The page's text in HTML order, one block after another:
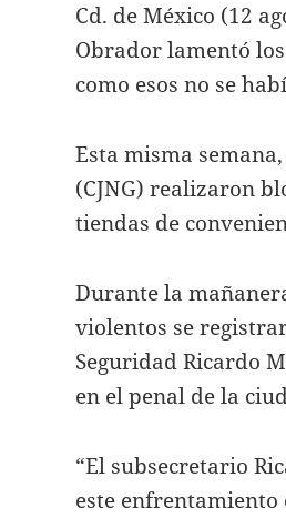
Cd. de México (12
Obrador lamentó
como esos no se
Esta misma
(CJNG) realizaron
tiendas de
Durante la
violentos se
Seguridad Ricardo
en el penal de la
“El subsecretario
este enfrentamiento